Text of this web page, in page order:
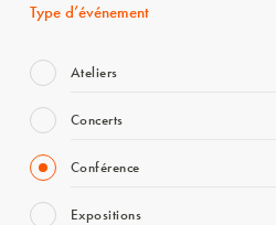
Type d’événement
Ateliers
Concerts
Conférence
Expositions